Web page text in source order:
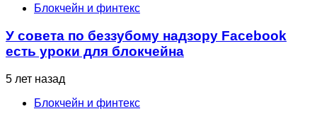
Блокчейн и финтекс
У совета по беззубому надзору Facebook
есть уроки для блокчейна
5 лет назад
Блокчейн и финтекс